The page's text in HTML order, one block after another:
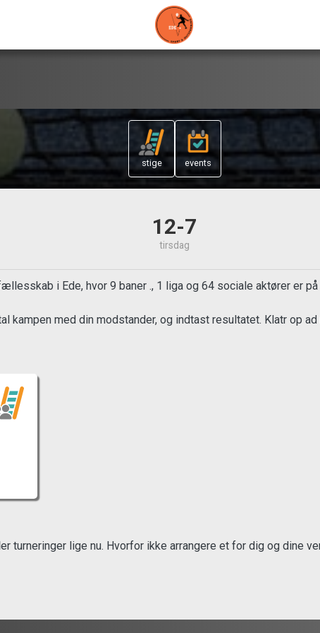
stige events
12-7
tirsdag
i Ede, hvor 9 baner ., 1 liga og 64 sociale aktører er
kampen med din modstander, og indtast resultatet. Klatr op
turneringer lige nu. Hvorfor ikke arrangere et for dig og dine